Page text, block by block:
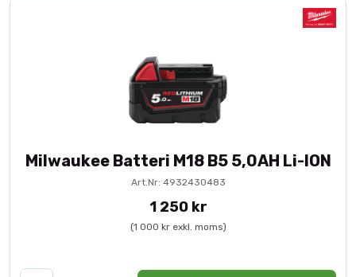
Milwaukee Batteri M18 B5 5,0AH Li-ION
Art.Nr: 4932430483
1 250 kr
(1 000 kr exkl. moms)